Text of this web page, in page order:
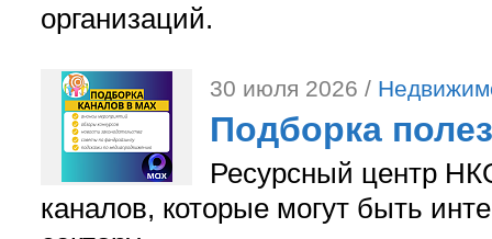
организаций.
30 июля 2026 /
Подборка
Ресурсный центр
каналов, которые могут быть